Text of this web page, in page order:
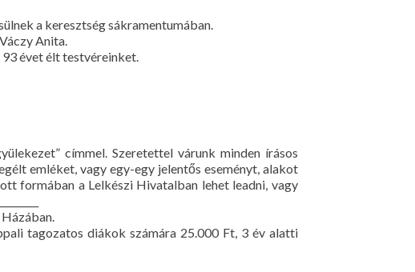
a keresztség sákramentumában.
Anita.
93 évet élt testvéreinket.
címmel. Szeretettel várunk minden írásos
emléket, vagy egy-egy jelentős eseményt, alakot
formában a Lelkészi Hivatalban lehet leadni, vagy
tagozatos diákok számára 25.000 Ft, 3 év alatti